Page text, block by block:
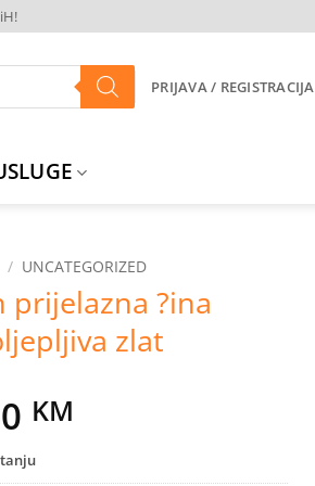
PRIJAVA / REGISTRACIJA
/ UNCATEGORIZED
prijelazna ?ina
zlat
KM